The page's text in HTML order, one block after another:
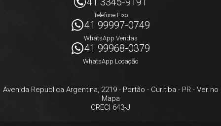
Telefone Fixo
41 99997-0749
WhatsApp Vendas
41 99968-0379
WhatsApp Locação
Avenida Republica Argentina, 2219- Portão - Curitiba - PR- Ver no
Mapa
CRECI 643-J